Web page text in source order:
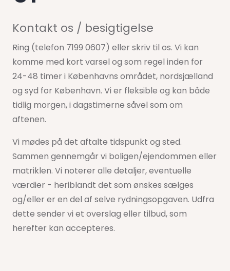
Kontakt os / besigtigelse
Ring (telefon 7199 0607) eller skriv til os. Vi kan
komme med kort varsel og som regel inden for
24-48 timer i Københavns området, nordsjælland
og syd for København. Vi er fleksible og kan både
tidlig morgen, i dagstimerne såvel som om
aftenen.
Vi mødes på det aftalte tidspunkt og sted.
Sammen gennemgår vi boligen/ejendommen eller
matriklen. Vi noterer alle detaljer, eventuelle
værdier - heriblandt det som ønskes sælges
og/eller er en del af selve rydningsopgaven. Udfra
dette sender vi et overslag eller tilbud, som
herefter kan accepteres.